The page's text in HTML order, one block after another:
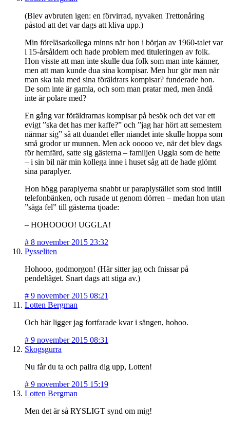
(Blev avbruten igen: en förvirrad, nyvaken Trettonåring
påstod att det var dags att kliva upp.)
Min föreläsarkollega minns när hon i början av 1960-talet var
i 15-årsåldern och hade problem med tituleringen av folk.
Hon visste att man inte skulle dua folk som man inte känner,
men att man kunde dua sina kompisar. Men hur gör man när
man ska tala med sina föräldrars kompisar? funderade hon.
De som inte är gamla, och som man pratar med, men ändå
inte är polare med?
En gång var föräldrarnas kompisar på besök och det var ett
evigt ”ska det has mer kaffe?” och ”jag har hört att semestern
närmar sig” så att duandet eller niandet inte skulle hoppa som
små grodor ur munnen. Men ack ooooo ve, när det blev dags
för hemfärd, satte sig gästerna – familjen Uggla som de hette
– i sin bil när min kollega inne i huset såg att de hade glömt
sina paraplyer.
Hon högg paraplyerna snabbt ur paraplystället som stod intill
telefonbänken, och rusade ut genom dörren – medan hon utan
”säga fel” till gästerna tjoade:
– HOHOOOO! UGGLA!
# 8 november 2015 23:32
Pysseliten
Hohooo, godmorgon! (Här sitter jag och fnissar på
pendeltåget. Snart dags att stiga av.)
# 9 november 2015 08:21
Lotten Bergman
Och här ligger jag fortfarade kvar i sängen, hohoo.
# 9 november 2015 08:31
Skogsgurra
Nu får du ta och pallra dig upp, Lotten!
# 9 november 2015 15:19
Lotten Bergman
Men det är så RYSLIGT synd om mig!